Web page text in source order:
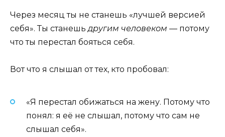
Через месяц ты не станешь «лучшей версией
себя». Ты станешьдругим человеком — потому
что ты перестал бояться себя.
Вот что я слышал от тех, кто пробовал:
«Я перестал обижаться на жену. Потому что
понял: я её не слышал, потому что сам не
слышал себя».